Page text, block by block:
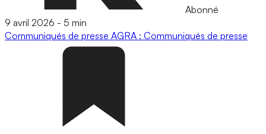
Abonné
9 avril 2026 - 5 min
Communiqués de presse AGRA : Communiqués de presse